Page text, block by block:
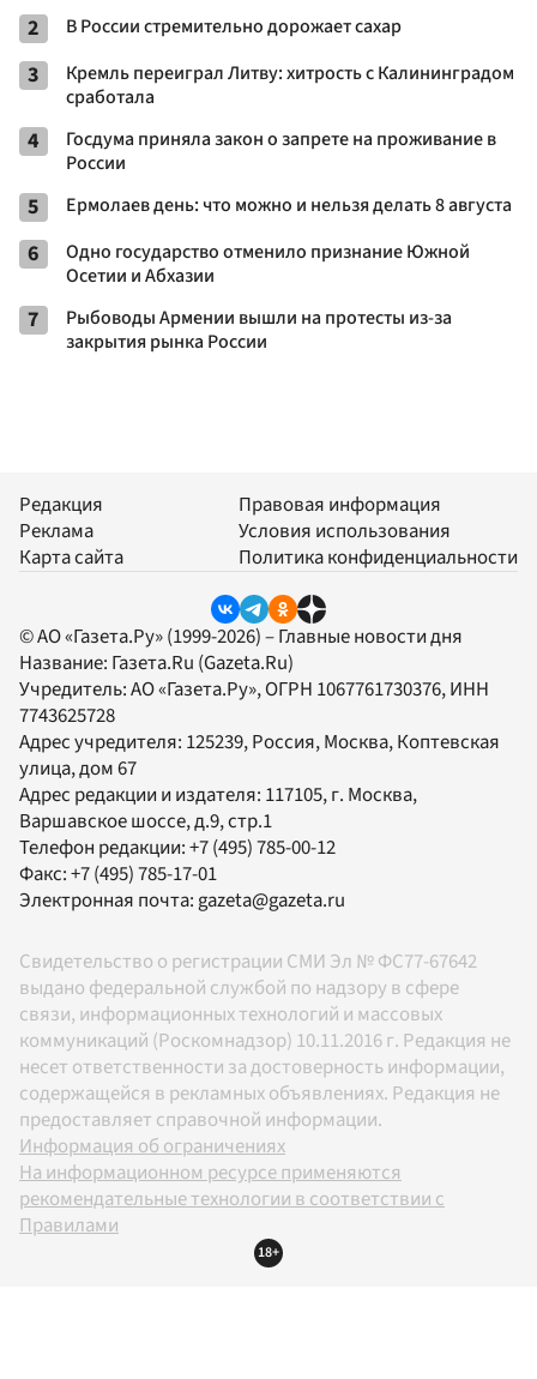
2 В России стремительно дорожает сахар
3
Кремль переиграл Литву: хитрость с Калининградом
сработала
4
Госдума приняла закон о запрете на проживание в
России
5 Ермолаев день: что можно и нельзя делать 8 августа
6
Одно государство отменило признание Южной
Осетии и Абхазии
7
Рыбоводы Армении вышли на протесты из-за
закрытия рынка России
Редакция
Реклама
Карта сайта
Правовая информация
Условия использования
Политика конфиденциальности
© АО «Газета.Ру» (1999-2026) – Главные новости дня
Название: Газета.Ru (Gazeta.Ru)
Учредитель:АО «Газета.Ру», ОГРН 1067761730376, ИНН
7743625728
Адрес учредителя: 125239, Россия, Москва, Коптевская
улица, дом 67
Адрес редакции и издателя: 117105, г. Москва,
Варшавское шоссе, д.9, стр.1
Телефон редакции:+7 (495) 785-00-12
Факс:+7 (495) 785-17-01
Электронная почта: gazeta@gazeta.ru
Свидетельство о регистрации СМИ Эл № ФС77-67642
выдано федеральной службой по надзору в сфере
связи, информационных технологий и массовых
коммуникаций (Роскомнадзор) 10.11.2016 г. Редакция не
несет ответственности за достоверность информации,
содержащейся в рекламных объявлениях. Редакция не
предоставляет справочной информации.
Информация об ограничениях
На информационном ресурсе применяются
рекомендательные технологии в соответствии с
Правилами
18+